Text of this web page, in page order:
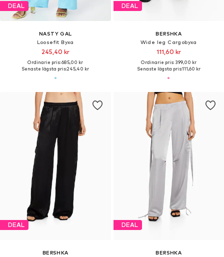
DEAL
NASTY GAL
Loosefit Byxa
245,40 kr
Ordinarie pris: 685,00 kr
Senaste lägsta pris:245,40 kr
DEAL
BERSHKA
Wide leg Cargobyxa
111,60 kr
Ordinarie pris: 399,00 kr
Senaste lägsta pris:111,60 kr
DEAL
BERSHKA
DEAL
BERSHKA